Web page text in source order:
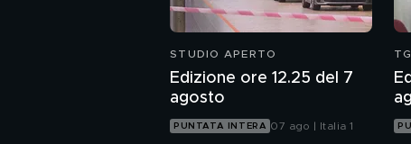
STUDIO APERTO
Edizione ore 12.25 del 7
agosto
PUNTATA INTERA 07 ago | Italia 1